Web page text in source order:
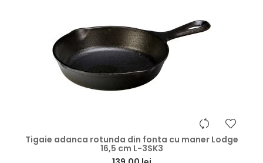
Tigaie adanca rotunda din fonta cu maner Lodge
16,5 cm L-3SK3